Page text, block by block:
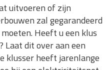
uitvoeren of zijn
zal gegarandeerd
Heeft u een klus
dit over aan een
klusser heeft jarenlange